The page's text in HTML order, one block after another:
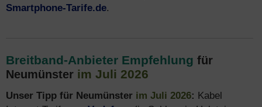
Smartphone-Tarife.de.
Breitband-Anbieter Empfehlung für
Neumünster im Juli 2026
Unser Tipp für Neumünster im Juli 2026: Kabel